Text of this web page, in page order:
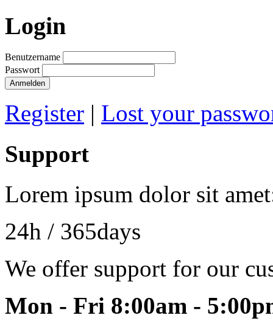
Login
Benutzername
Passwort
Register | Lost your
Support
Lorem ipsum dolor sit
24h / 365days
We offer support for our
Mon - Fri 8:00am -